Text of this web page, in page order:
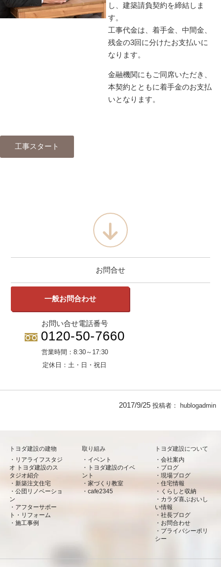
し、建築請負契約を締結しま
す。
工事代金は、着手金、中間金、
残金の3回に分けたお支払いに
なります。
金融機関にもご同席いただき、
本契約とともに着手金のお支払
いとなります。
工事スタート
お問合せ
一般お問合わせ
お問い合せ電話番号
0120-50-7660
営業時間： 8:30～17:30
定休日： 土・日・祝日
2017/9/25 投稿者： hublogadmin
トヨダ建設の建物
リアライフスタジ
オ トヨダ建設のス
タジオ紹介
新築注文住宅
公団リノベーショ
ン
アフターサポー
ト・リフォーム
施工事例
取り組み
イベント
トヨダ建設のイベ
ント
家づくり教室
cafe2345
トヨダ建設について
会社案内
ブログ
現場ブログ
住宅情報
くらしと収納
カラダ喜ぶおいし
い情報
社長ブログ
お問合わせ
プライバシーポリ
シー